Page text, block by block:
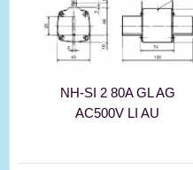
NH-SI 2 80A GL AG
AC500V LI AU